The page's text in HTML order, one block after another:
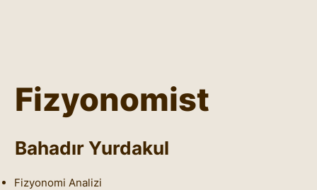
Fizyonomist
Bahadır Yurdakul
Fizyonomi Analizi